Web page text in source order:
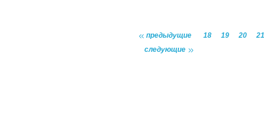
предыдущие 18 19 20
21
следующие